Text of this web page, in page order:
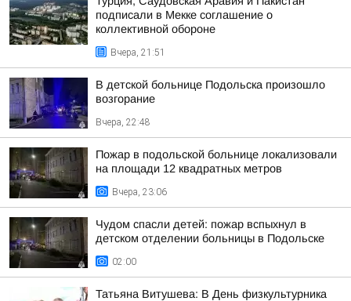
подписали в Мекке соглашение о
коллективной обороне
Вчера, 21:51
В детской больнице Подольска произошло
возгорание
Вчера, 22:48
Пожар в подольской больнице локализовали
на площади 12 квадратных метров
Вчера, 23:06
Чудом спасли детей: пожар вспыхнул в
детском отделении больницы в Подольске
02:00
Татьяна Витушева: В День физкультурника